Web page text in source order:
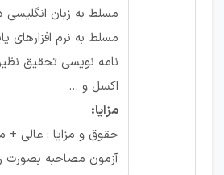
مسلط به زبان
مسلط به نرم افزارهای
اکسل و ...
مزایا:
حقوق و مزایا : عالی +
آزمون مصاحبه بصورت